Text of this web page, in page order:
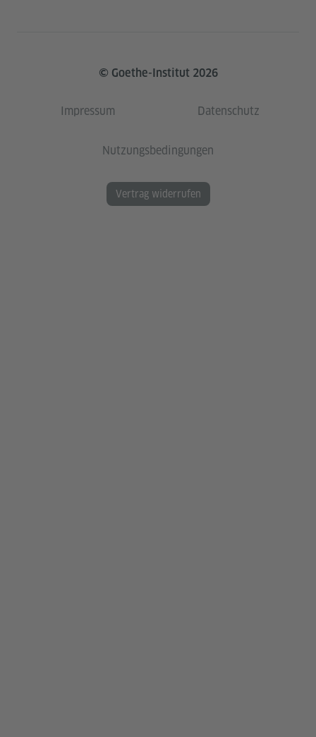
© Goethe-Institut 2026
Impressum Datenschutz
Nutzungsbedingungen
Vertrag widerrufen